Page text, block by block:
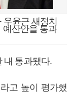
윤근 새정치
예산안을 통과
내 통과됐다.
고 높이 평가했